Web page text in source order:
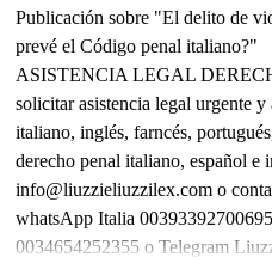
Publicación sobre "El delito de
prevé el Código penal italiano?"
ASISTENCIA LEGAL
solicitar asistencia legal urgente y
italiano, inglés, farncés,
derecho penal italiano, español e
info@liuzzieliuzzilex.com o
whatsApp Italia
0034654252355 o Telegram